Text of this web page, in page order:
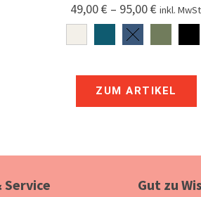
49,00€– 95,00€ inkl.
ZUM ARTIKEL
Service Gut zu